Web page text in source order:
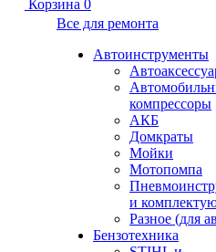
Корзина 0
Все для ремонта
Автоинструменты
компрессоры
АКБ
Домкраты
Мойки
Мотопомпа
и
Разное (для
Бензотехника